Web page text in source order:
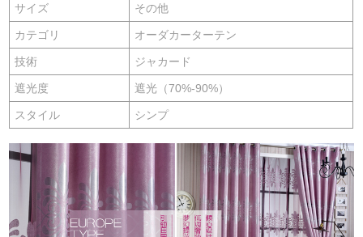
サイズ その他
カテゴリ オーダカーターテン
技術 ジャカード
遮光度 遮光（70%-90%）
スタイル シンプ